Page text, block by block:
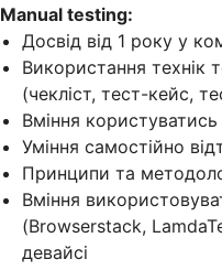
Manual testing:
Досвід від 1 року у
Використання технік
(чекліст, тест-кейс,
Вміння
Уміння самостійно
Принципи та
Вміння
(Browserstack,
девайсі